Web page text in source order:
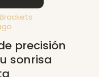
precisión
sonrisa